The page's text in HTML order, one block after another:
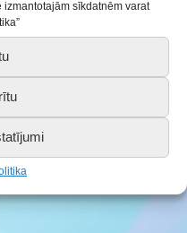
sīkdatnēm varat